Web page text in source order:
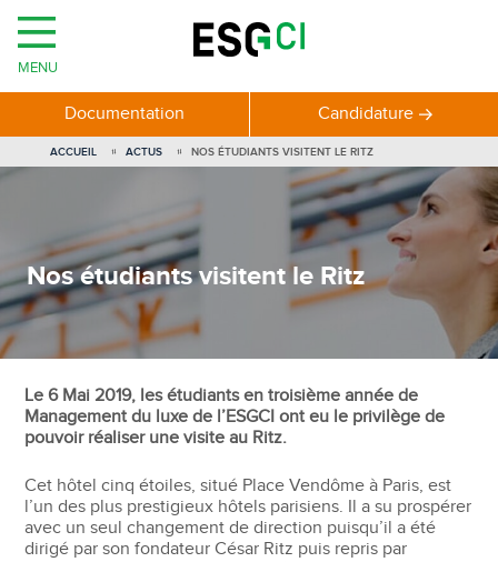
Nos étudiants visitent le Ritz
ACCUEIL ACTUS NOS ÉTUDIANTS VISITENT LE RITZ
Le 6 Mai 2019, les étudiants en troisième année de
Management du luxe de l’ESGCI ont eu le privilège de
pouvoir réaliser une visite au Ritz.
Cet hôtel cinq étoiles, situé Place Vendôme à Paris, est
l’un des plus prestigieux hôtels parisiens. Il a su prospérer
avec un seul changement de direction puisqu’il a été
dirigé par son fondateur César Ritz puis repris par
MENU
Documentation Candidature